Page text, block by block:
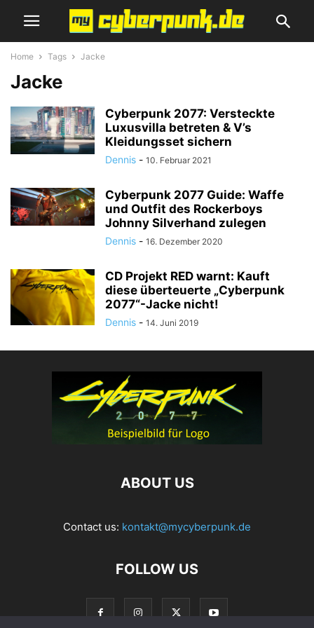
Home Tags Jacke
Jacke
Cyberpunk 2077: Versteckte
Luxusvilla betreten & V’s
Kleidungsset sichern
Dennis - 10. Februar 2021
Cyberpunk 2077 Guide: Waffe
und Outfit des Rockerboys
Johnny Silverhand zulegen
Dennis - 16. Dezember 2020
CD Projekt RED warnt: Kauft
diese überteuerte „Cyberpunk
2077“-Jacke nicht!
Dennis - 14. Juni 2019
ABOUT US
Contact us: kontakt@mycyberpunk.de
FOLLOW US